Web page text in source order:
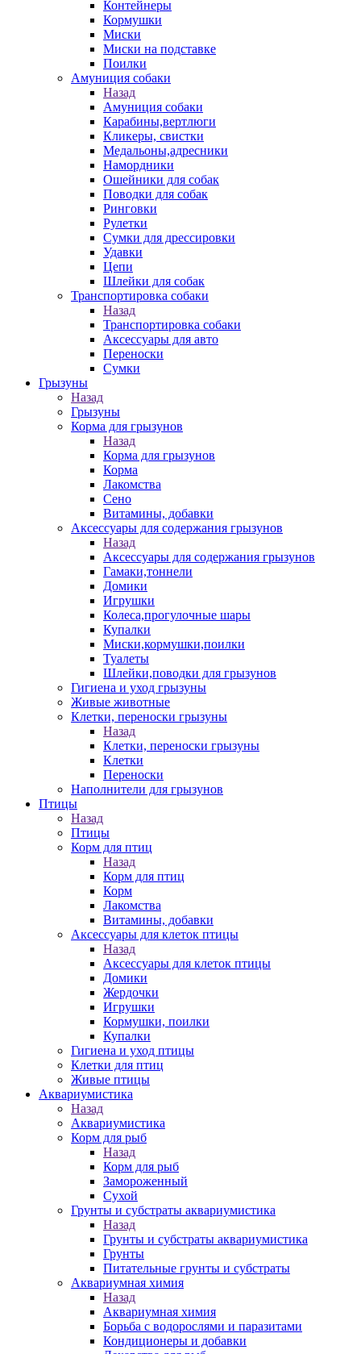
Контейнеры
Кормушки
Миски
Миски на подставке
Поилки
Амуниция собаки
Назад
Амуниция собаки
Карабины,вертлюги
Кликеры, свистки
Медальоны,адресники
Намордники
Ошейники для собак
Поводки для собак
Ринговки
Рулетки
Сумки для дрессировки
Удавки
Цепи
Шлейки для собак
Транспортировка собаки
Назад
Транспортировка собаки
Аксессуары для авто
Переноски
Сумки
Грызуны
Назад
Грызуны
Корма для грызунов
Назад
Корма для грызунов
Корма
Лакомства
Сено
Витамины, добавки
Аксессуары для содержания грызунов
Назад
Аксессуары для содержания грызунов
Гамаки,тоннели
Домики
Игрушки
Колеса,прогулочные шары
Купалки
Миски,кормушки,поилки
Туалеты
Шлейки,поводки для грызунов
Гигиена и уход грызуны
Живые животные
Клетки, переноски грызуны
Назад
Клетки, переноски грызуны
Клетки
Переноски
Наполнители для грызунов
Птицы
Назад
Птицы
Корм для птиц
Назад
Корм для птиц
Корм
Лакомства
Витамины, добавки
Аксессуары для клеток птицы
Назад
Аксессуары для клеток птицы
Домики
Жердочки
Игрушки
Кормушки, поилки
Купалки
Гигиена и уход птицы
Клетки для птиц
Живые птицы
Аквариумистика
Назад
Аквариумистика
Корм для рыб
Назад
Корм для рыб
Замороженный
Сухой
Грунты и субстраты аквариумистика
Назад
Грунты и субстраты аквариумистика
Грунты
Питательные грунты и субстраты
Аквариумная химия
Назад
Аквариумная химия
Борьба с водорослями и паразитами
Кондиционеры и добавки